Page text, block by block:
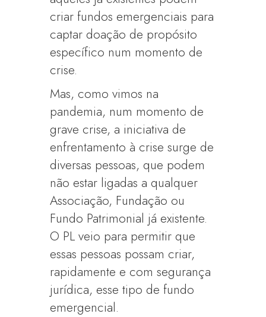
criar fundos emergenciais para
captar doação de propósito
específico num momento de
crise.
Mas, como vimos na
pandemia, num momento de
grave crise, a iniciativa de
enfrentamento à crise surge de
diversas pessoas, que podem
não estar ligadas a qualquer
Associação, Fundação ou
Fundo Patrimonial já existente.
O PL veio para permitir que
essas pessoas possam criar,
rapidamente e com segurança
jurídica, esse tipo de fundo
emergencial.